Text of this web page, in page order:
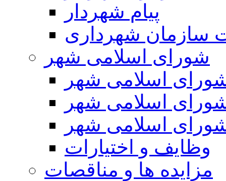
پیام شهردار
سازمان شهرداری
شورای اسلامی شهر
اسلامی شهر
اسلامی شهر
اسلامی شهر
وظایف و اختیارات
مزایده ها و مناقصات